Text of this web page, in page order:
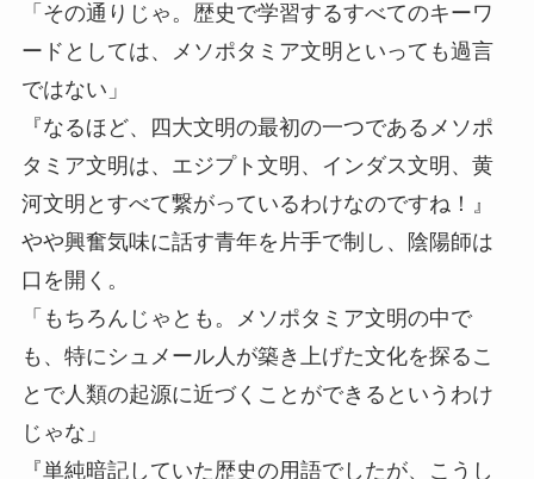
「その通りじゃ。歴史で学習するすべてのキーワ
ードとしては、メソポタミア文明といっても過言
ではない」
『なるほど、四大文明の最初の一つであるメソポ
タミア文明は、エジプト文明、インダス文明、黄
河文明とすべて繋がっているわけなのですね！』
やや興奮気味に話す青年を片手で制し、陰陽師は
口を開く。
「もちろんじゃとも。メソポタミア文明の中で
も、特にシュメール人が築き上げた文化を探るこ
とで人類の起源に近づくことができるというわけ
じゃな」
『単純暗記していた歴史の用語でしたが、こうし